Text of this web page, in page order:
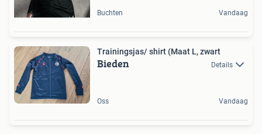
Buchten Vandaag
Trainingsjas/ shirt (Maat L, zwart
Bieden Details
Oss Vandaag